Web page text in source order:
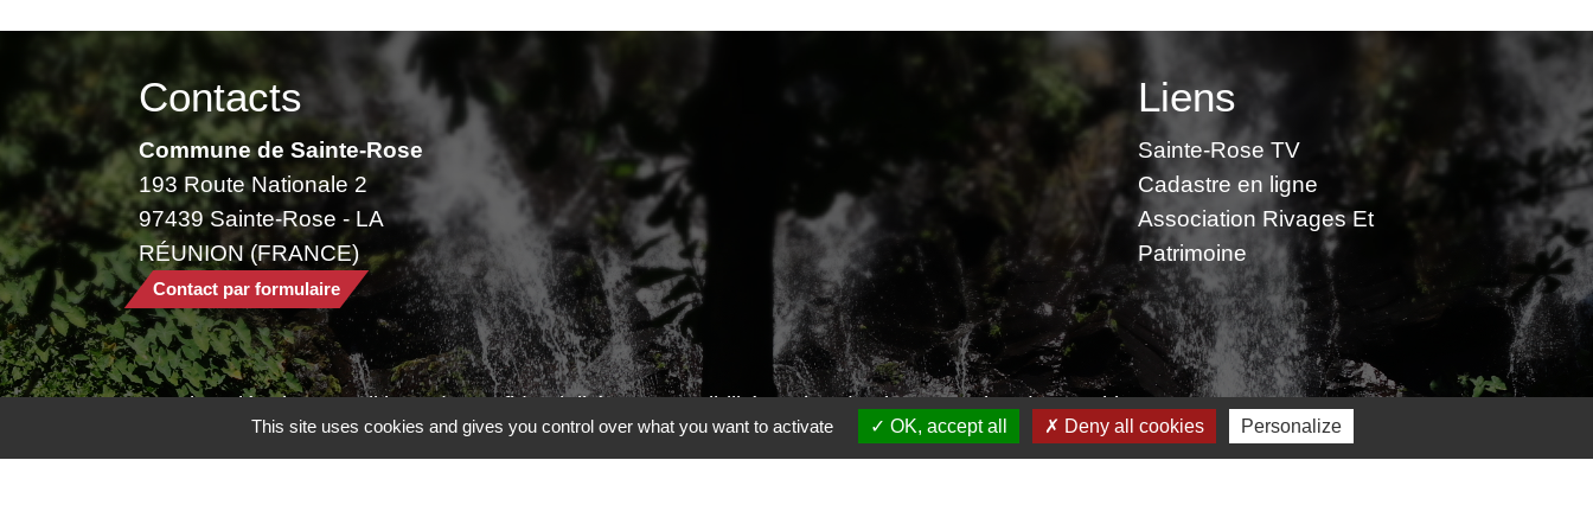
Contacts
Commune de Sainte-Rose
193 Route Nationale 2
97439 Sainte-Rose - LA
RÉUNION (FRANCE)
Contact par formulaire
Liens
Sainte-Rose TV
Cadastre en ligne
Association Rivages Et
Patrimoine
Mentions légales - Politique de confidentialité - Accessibilité - Plan du site - Gestion des cookies
This site uses cookies and gives you control over what you want to activate OK, accept all Deny all cookies Personalize